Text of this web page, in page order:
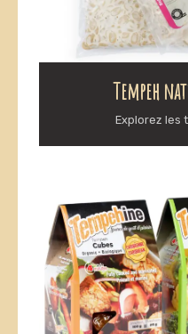
Tempeh
Explorez les